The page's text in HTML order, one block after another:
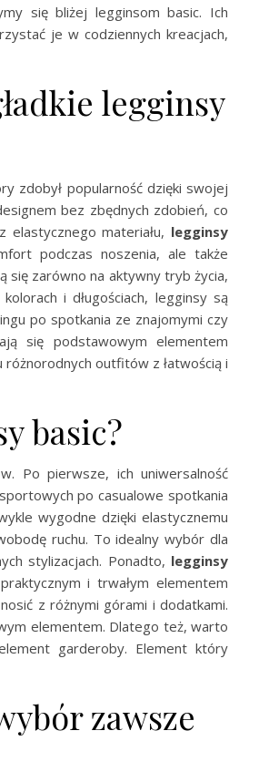
się bliżej legginsom basic. Ich
je w codziennych kreacjach,
legginsy
zdobył popularność dzięki swojej
bez zbędnych zdobień, co
elastycznego materiału, legginsy
podczas noszenia, ale także
się zarówno na aktywny tryb życia,
i długościach, legginsy są
po spotkania ze znajomymi czy
się podstawowym elementem
outfitów z łatwością i
basic?
Po pierwsze, ich uniwersalność
po casualowe spotkania
wygodne dzięki elastycznemu
ruchu. To idealny wybór dla
stylizacjach. Ponadto, legginsy
i trwałym elementem
z różnymi górami i dodatkami.
elementem. Dlatego też, warto
garderoby. Element który
zawsze